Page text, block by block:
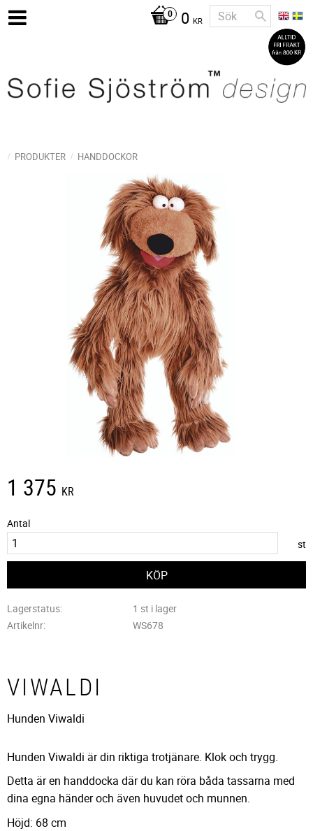
0 KR
PRODUKTER HANDDOCKOR
1 375 KR
Antal
st
Lagerstatus
1 st i lager
Artikelnr
WS678
VIWALDI
Hunden Viwaldi
Hunden Viwaldi är din riktiga trotjänare. Klok och trygg.
Detta är en handdocka där du kan röra båda tassarna med
dina egna händer och även huvudet och munnen.
Höjd: 68 cm